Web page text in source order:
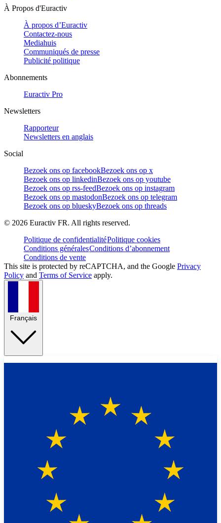
À Propos d'Euractiv
À propos d’Euractiv
Contactez-nous
Mediahuis
Communiqués de presse
Publicité politique
Abonnements
Euractiv Pro
Newsletters
Rapporteur
Newsletters en anglais
Social
Bezoek ons op facebookBezoek ons op x
Bezoek ons op linkedinBezoek ons op youtube
Bezoek ons op rss-feedBezoek ons op instagram
Bezoek ons op mastodonBezoek ons op telegram
Bezoek ons op blueskyBezoek ons op threads
© 2026 Euractiv FR. All rights reserved.
Politique de confidentialitéPolitique cookies
Conditions généralesConditions d’abonnement
Conditions de vente
This site is protected by reCAPTCHA, and the Google Privacy
Policy and Terms of Service apply.
Français